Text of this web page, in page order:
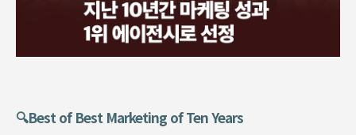
🔍️Best of Best Marketing of Ten Years